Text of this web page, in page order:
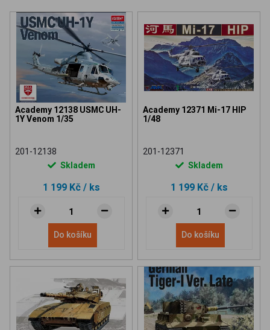
Academy 12138 USMC UH-
1Y Venom 1/35
201-12138
Skladem
1 199 Kč / ks
Do košíku
Academy 12371 Mi-17 HIP
1/48
201-12371
Skladem
1 199 Kč / ks
Do košíku